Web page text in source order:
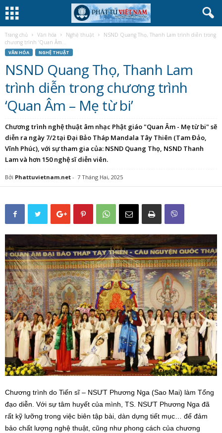
Trang chủ Văn hóa Nghệ thuật
NSND Quang Thọ, Thanh Lam trình diễn trong
chương trình ‘Quan Âm...
VĂN HÓA NGHỆ THUẬT
NSND Quang Thọ, Thanh Lam
trình diễn trong chương trình
‘Quan Âm – Mẹ từ bi’
Chương trình nghệ thuật âm nhạc Phật giáo "Quan Âm - Mẹ từ bi" sẽ
diễn ra ngày 7/2 tại Đại Bảo Tháp Mandala Tây Thiên (Tam Đảo,
Vĩnh Phúc), với sự tham gia của: NSND Quang Thọ, NSND Thanh
Lam và hơn 150 nghệ sĩ diễn viên.
Bởi Phattuvietnam.net - 7 Tháng Hai, 2025
Chương trình do Tiến sĩ – NSƯT Phương Nga (Sao Mai) làm Tổng
đạo diễn. Với sự tâm huyết của mình, TS. NSƯT Phương Nga đã
rất kỹ lưỡng trong việc biên tập bài, dàn dựng tiết mục… để đảm
bảo chất lượng nghệ thuật, cũng như phong cách của chương